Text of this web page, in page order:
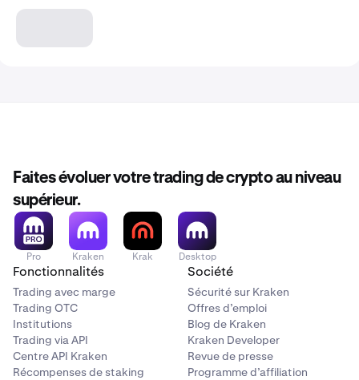
Faites évoluer votre trading de crypto au niveau
supérieur.
Pro Kraken Krak Desktop
Fonctionnalités
Trading avec marge
Trading OTC
Institutions
Trading via API
Centre API Kraken
Récompenses de staking
Société
Sécurité sur Kraken
Offres d’emploi
Blog de Kraken
Kraken Developer
Revue de presse
Programme d’affiliation